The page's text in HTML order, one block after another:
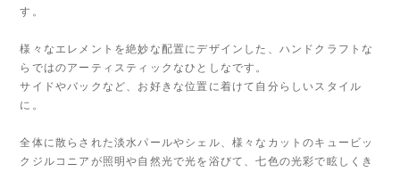
す。
様々なエレメントを絶妙な配置にデザインした、ハンドクラフトな
らではのアーティスティックなひとしなです。
サイドやバックなど、お好きな位置に着けて自分らしいスタイル
に。
全体に散らされた淡水パールやシェル、様々なカットのキュービッ
クジルコニアが照明や自然光で光を浴びて、七色の光彩で眩しくき